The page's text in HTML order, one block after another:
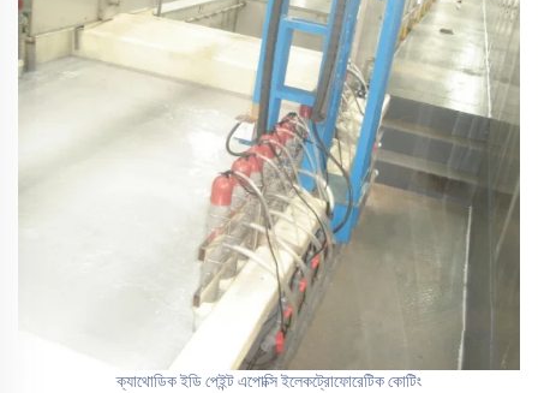
ক্যাথোডিক ইডি পেইন্ট এপোক্সি ইলেকট্রোফোরেটিক কোটিং